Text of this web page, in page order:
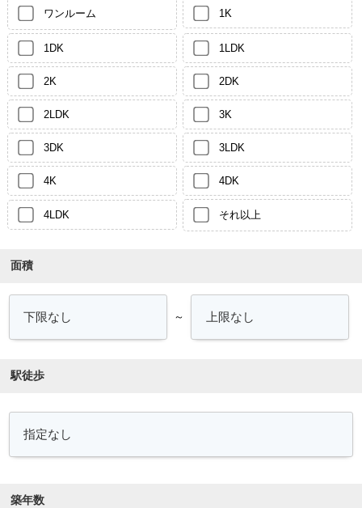
ワンルーム 1K
1DK 1LDK
2K 2DK
2LDK 3K
3DK 3LDK
4K 4DK
4LDK それ以上
面積
～
駅徒歩
築年数